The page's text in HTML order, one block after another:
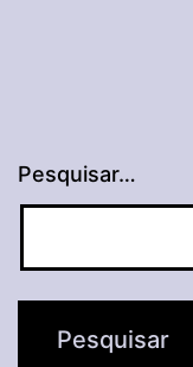
Pesquisar…